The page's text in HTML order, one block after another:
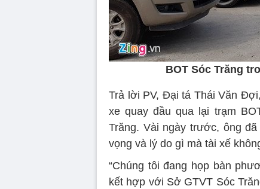
BOT Sóc Trăng
Trả lời PV, Đại tá Thái Văn
xe quay đầu qua lại trạm
Trăng. Vài ngày trước, ông
vọng và lý do gì mà tài xế
“Chúng tôi đang họp bàn
kết hợp với Sở GTVT Sóc